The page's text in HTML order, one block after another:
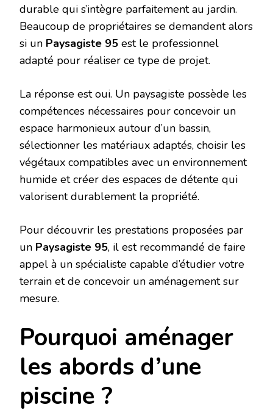
durable qui s’intègre parfaitement au jardin.
Beaucoup de propriétaires se demandent alors
si un Paysagiste 95 est le professionnel
adapté pour réaliser ce type de projet.
La réponse est oui. Un paysagiste possède les
compétences nécessaires pour concevoir un
espace harmonieux autour d’un bassin,
sélectionner les matériaux adaptés, choisir les
végétaux compatibles avec un environnement
humide et créer des espaces de détente qui
valorisent durablement la propriété.
Pour découvrir les prestations proposées par
un Paysagiste 95, il est recommandé de faire
appel à un spécialiste capable d’étudier votre
terrain et de concevoir un aménagement sur
mesure.
Pourquoi aménager
les abords d’une
piscine ?